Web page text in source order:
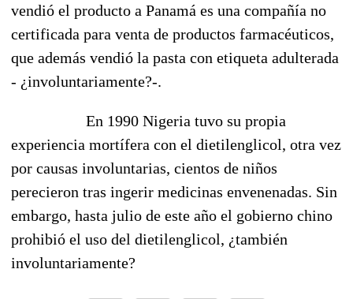
vendió el producto a Panamá es una compañía no
certificada para venta de productos farmacéuticos,
que además vendió la pasta con etiqueta adulterada
- ¿involuntariamente?-.
En 1990 Nigeria tuvo su propia
experiencia mortífera con el dietilenglicol, otra vez
por causas involuntarias, cientos de niños
perecieron tras ingerir medicinas envenenadas. Sin
embargo, hasta julio de este año el gobierno chino
prohibió el uso del dietilenglicol, ¿también
involuntariamente?